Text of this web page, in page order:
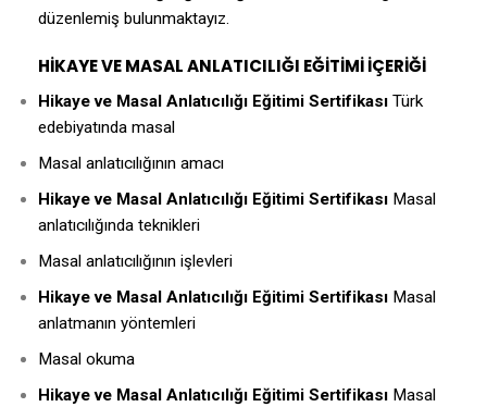
düzenlemiş bulunmaktayız.
HİKAYE VE MASAL ANLATICILIĞI EĞİTİMİ İÇERİĞİ
Hikaye ve Masal Anlatıcılığı Eğitimi Sertifikası Türk
edebiyatında masal
Masal anlatıcılığının amacı
Hikaye ve Masal Anlatıcılığı Eğitimi Sertifikası Masal
anlatıcılığında teknikleri
Masal anlatıcılığının işlevleri
Hikaye ve Masal Anlatıcılığı Eğitimi Sertifikası Masal
anlatmanın yöntemleri
Masal okuma
Hikaye ve Masal Anlatıcılığı Eğitimi Sertifikası Masal